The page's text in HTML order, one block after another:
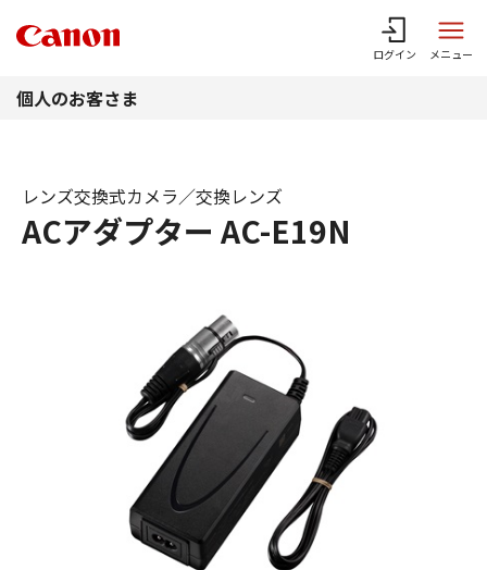
ログイン メニュー
個人のお客さま
ACアダプター AC-E19N
レンズ交換式カメラ／交換レンズ